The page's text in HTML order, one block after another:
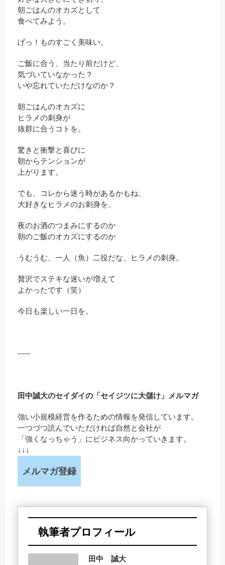
朝ごはんのオカズとして
食べてみよう。
げっ！ものすごく美味い。
ご飯に合う、当たり前だけど、
気づいていなかった？
いや忘れていただけなのか？
朝ごはんのオカズに
ヒラメの刺身が
抜群に合うコトを。
驚きと衝撃と喜びに
朝からテンションが
上がります。
でも、コレから迷う時があるかもね、
大好きなヒラメのお刺身を、
夜のお酒のつまみにするのか
朝のご飯のオカズにするのか
うむうむ、一人（魚）二役だな、ヒラメの刺身。
贅沢でステキな迷いが増えて
よかったです（笑）
今日も楽しい一日を。
-----
田中誠大のセイダイの「セイジツに大儲け」メルマガ
強い小規模経営を作るための情報を発信しています。
一つづつ読んでいただければ自然と会社が
「強くなっちゃう」にビジネス向かっていきます。
↓↓↓
メルマガ登録
執筆者プロフィール
田中 誠大